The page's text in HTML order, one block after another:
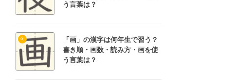
う言葉は？
6
「画」の漢字は何年生で習う？
書き順・画数・読み方・画を使
う言葉は？